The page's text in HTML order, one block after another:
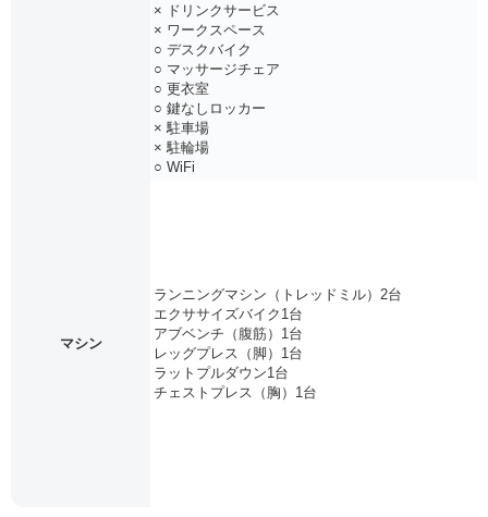
× ドリンクサービス
× ワークスペース
○ デスクバイク
○ マッサージチェア
○ 更衣室
○ 鍵なしロッカー
× 駐車場
× 駐輪場
○ WiFi
マシン
ランニングマシン（トレッドミル）2台
エクササイズバイク1台
アブベンチ（腹筋）1台
レッグプレス（脚）1台
ラットプルダウン1台
チェストプレス（胸）1台